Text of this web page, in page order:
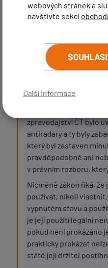
webových stránek a
navštivte sekci
Další informace
čekáme na vyjádření
připravujeme návod
několik variant i pro ty
Jisté je to, že se
ale většinou je
zpravodajství ČT bylo
antiradary a ty byly
který byl zastaven
pravděpodobně ani
v právním rozboru,
Nicméně zákon říká, že
používat, nikoli vlastnit.
vypnutém stavu a
je její použití legální
pokud není prokázáno
prakticky prokázat
státě její držitel